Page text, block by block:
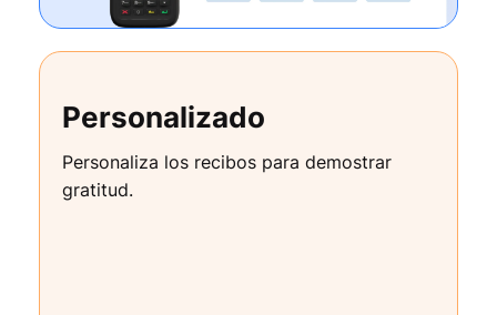
Personalizado
Personaliza los recibos para demostrar
gratitud.